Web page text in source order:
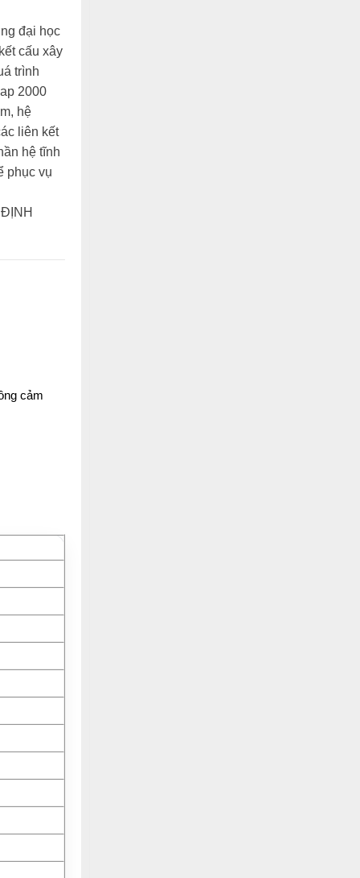
đại học
cấu xây
trình
2000
hệ
liên kết
hệ tĩnh
phục vụ
cảm